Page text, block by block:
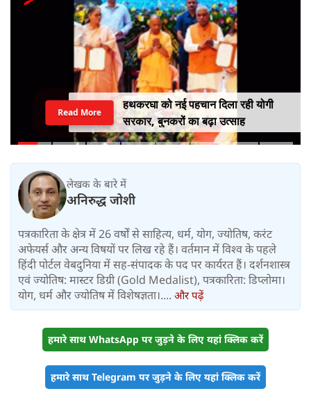
हथकरघा को नई पहचान दिला रही योगी
सरकार, बुनकरों का बढ़ा उत्साह
Read More
लेखक के बारे में
अनिरुद्ध जोशी
पत्रकारिता के क्षेत्र में 26 वर्षों से साहित्य, धर्म, योग, ज्योतिष, करंट
अफेयर्स और अन्य विषयों पर लिख रहे हैं। वर्तमान में विश्‍व के पहले
हिंदी पोर्टल वेबदुनिया में सह-संपादक के पद पर कार्यरत हैं। दर्शनशास्त्र
एवं ज्योतिष: मास्टर डिग्री (Gold Medalist), पत्रकारिता: डिप्लोमा।
योग, धर्म और ज्योतिष में विशेषज्ञता।.... और पढ़ें
हमारे साथ WhatsApp पर जुड़ने के लिए यहां क्लिक करें
हमारे साथ Telegram पर जुड़ने के लिए यहां क्लिक करें